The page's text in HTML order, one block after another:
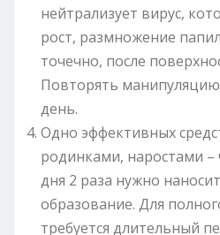
нейтрализует вирус,
рост, размножение
точечно, после
Повторять манипуляцию
день.
Одно эффективных
родинками, наростами –
дня 2 раза нужно
образование. Для
требуется длительный